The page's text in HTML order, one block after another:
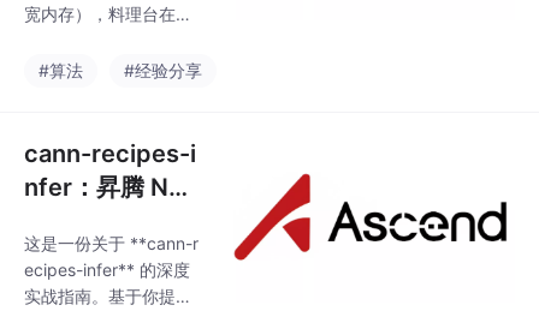
宽内存），料理台在面
存）。每次要切菜，都
放回去——这就是传统
注意力机制在昇腾NPU
上的运行方式。来回
tention 干了一件事：**
一次性把食材全端到料
理台上，一口气切完*
#算法 #经验分享
cann-recipes-i
nfer：昇腾 NPU
合”
这是一份关于 **cann-r
ecipes-infer** 的深度
实战指南。基于你提供